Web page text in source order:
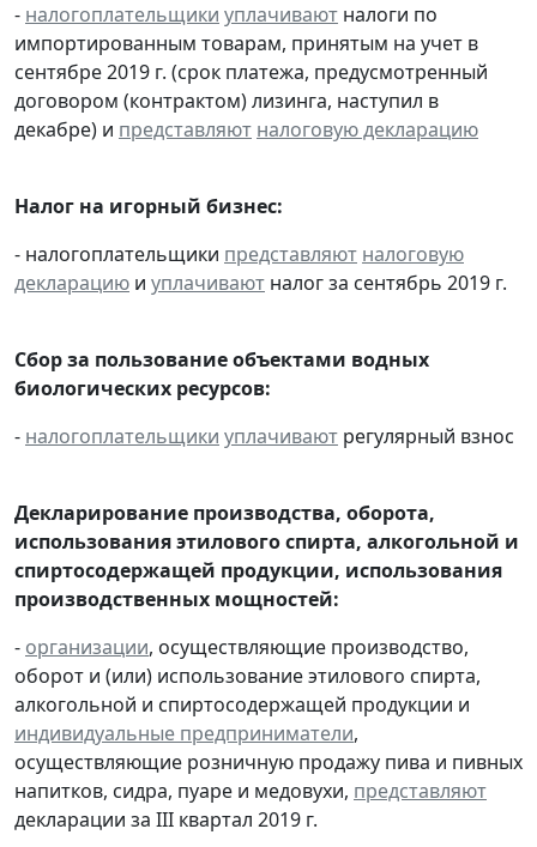
- налогоплательщики уплачивают налоги по
импортированным товарам, принятым на учет в
сентябре 2019 г. (срок платежа, предусмотренный
договором (контрактом) лизинга, наступил в
декабре) и представляют налоговую декларацию
Налог на игорный бизнес:
- налогоплательщики представляют налоговую
декларацию и уплачивают налог за сентябрь 2019 г.
Сбор за пользование объектами водных
биологических ресурсов:
- налогоплательщики уплачивают регулярный взнос
Декларирование производства, оборота,
использования этилового спирта, алкогольной и
спиртосодержащей продукции, использования
производственных мощностей:
- организации, осуществляющие производство,
оборот и (или) использование этилового спирта,
алкогольной и спиртосодержащей продукции и
индивидуальные предприниматели,
осуществляющие розничную продажу пива и пивных
напитков, сидра, пуаре и медовухи, представляют
декларации за III квартал 2019 г.